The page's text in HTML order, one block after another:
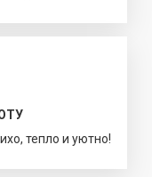
тепло и уютно!